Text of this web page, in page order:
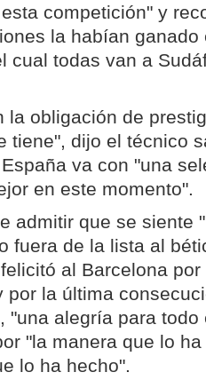
competición" y
la habían ganado
cual todas van a
la obligación de
tiene", dijo el técnico
va con "una
en este momento".
admitir que se siente
fuera de la lista al
al Barcelona
por la última
"una alegría para
"la manera que lo
lo ha hecho".